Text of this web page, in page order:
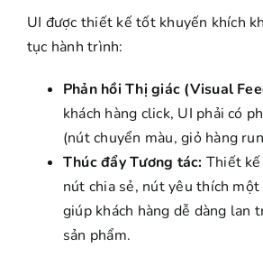
UI được thiết kế tốt khuyến khích
tục hành trình:
Phản hồi Thị giác (Visual
khách hàng click, UI phải có
(nút chuyển màu, giỏ hàng
Thúc đẩy Tương tác: Thiết
nút chia sẻ, nút yêu thích một
giúp khách hàng dễ dàng lan
sản phẩm.